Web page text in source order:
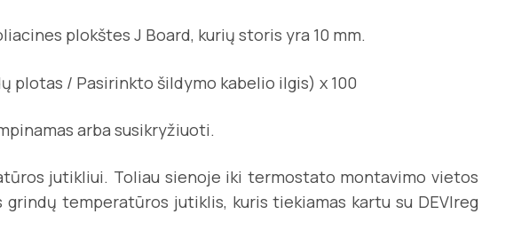
plokštes J Board, kurių storis yra 10 mm.
plotas / Pasirinkto šildymo kabelio ilgis) x 100
arba susikryžiuoti.
jutikliui. Toliau sienoje iki termostato montavimo vietos
temperatūros jutiklis, kuris tiekiamas kartu su DEVIreg